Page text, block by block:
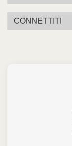
CONNETTITI